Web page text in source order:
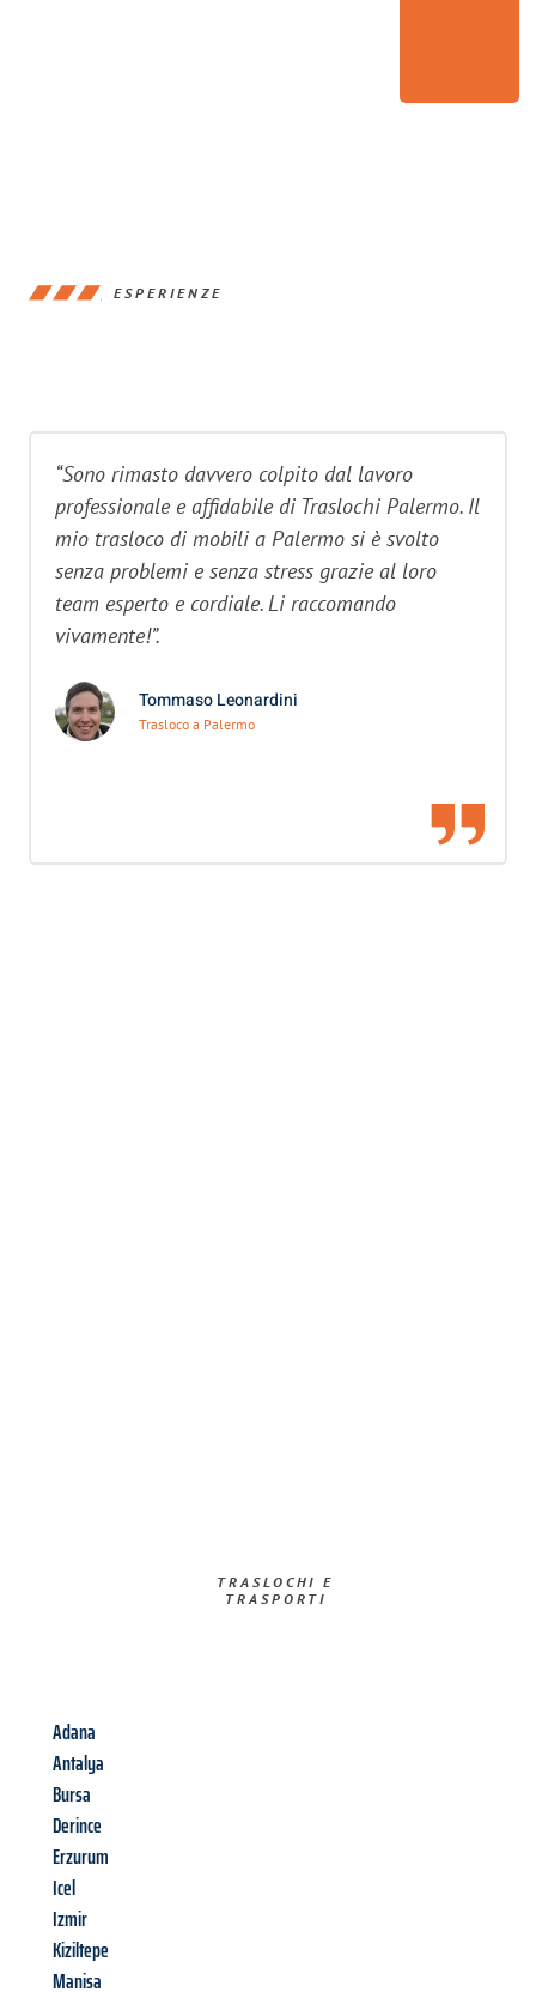
ESPERIENZE
“Sono rimasto davvero colpito dal lavoro
professionale e affidabile di Traslochi Palermo. Il
mio trasloco di mobili a Palermo si è svolto
senza problemi e senza stress grazie al loro
team esperto e cordiale. Li raccomando
vivamente!”.
Tommaso Leonardini
Trasloco a Palermo
TRASLOCHI E
TRASPORTI​
Adana
Antalya
Bursa
Derince
Erzurum
Icel
Izmir
Kiziltepe
Manisa